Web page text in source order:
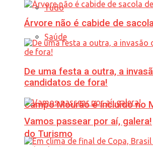
Tudo
Saúde
Campo Mourão é incluído no
do Turismo
Árvore não é cabide de
De uma festa a outra, a
candidatos de fora!
Vamos passear por aí, galera!